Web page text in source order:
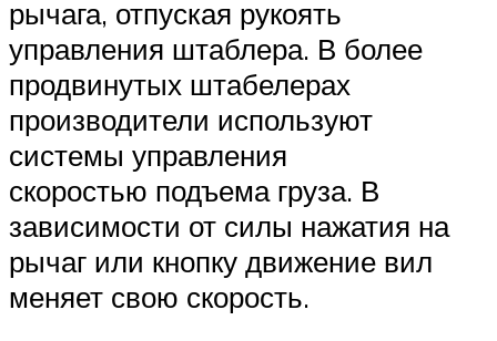
рычага, отпуская рукоять
управления штаблера. В более
продвинутых штабелерах
производители используют
системы управления
скоростью подъема груза. В
зависимости от силы нажатия на
рычаг или кнопку движение вил
меняет свою скорость.